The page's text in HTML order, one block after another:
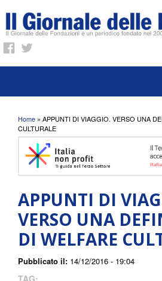
Tu sei qui
Home » APPUNTI DI VIAGGIO. VERSO UNA
CULTURALE
APPUNTI DI
VERSO UNA
DI WELFARE
Pubblicato il: 14/12/2016 - 19:04